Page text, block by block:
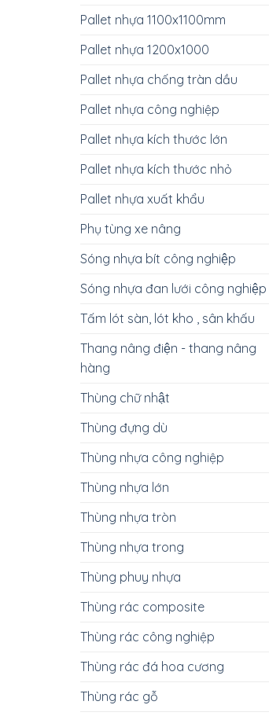
Pallet nhựa 1100x1100mm
Pallet nhựa 1200x1000
Pallet nhựa chống tràn dầu
Pallet nhựa công nghiệp
Pallet nhựa kích thước lớn
Pallet nhựa kích thước nhỏ
Pallet nhựa xuất khẩu
Phụ tùng xe nâng
Sóng nhựa bít công nghiệp
Sóng nhựa đan lưới công nghiệp
Tấm lót sàn, lót kho , sân khấu
Thang nâng điện - thang nâng
hàng
Thùng chữ nhật
Thùng đựng dù
Thùng nhựa công nghiệp
Thùng nhựa lớn
Thùng nhựa tròn
Thùng nhựa trong
Thùng phuy nhựa
Thùng rác composite
Thùng rác công nghiệp
Thùng rác đá hoa cương
Thùng rác gỗ